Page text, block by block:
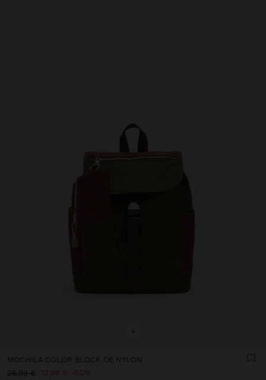
+
MOCHILA COLOR BLOCK DE NYLON
25,99 €
12,99 € 50%